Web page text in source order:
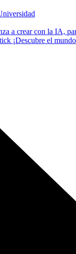
a crear con la IA,
¡Descubre el